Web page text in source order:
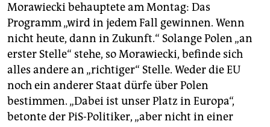
Morawiecki behauptete am Montag: Das
Programm „wird in jedem Fall gewinnen. Wenn
nicht heute, dann in Zukunft.“ Solange Polen „an
erster Stelle“ stehe, so Morawiecki, befinde sich
alles andere an „richtiger“ Stelle. Weder die EU
noch ein anderer Staat dürfe über Polen
bestimmen. „Dabei ist unser Platz in Europa“,
betonte der PiS-Politiker, „aber nicht in einer